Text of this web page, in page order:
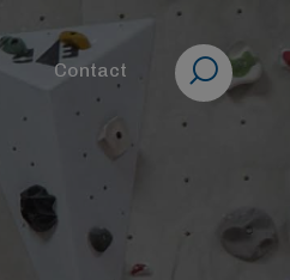
Contact Rechercher